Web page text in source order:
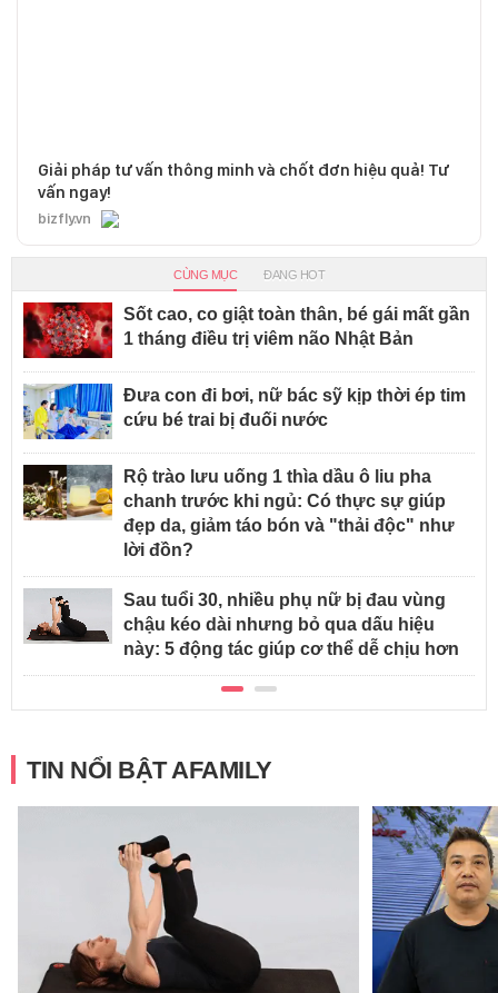
Giải pháp tư vấn thông minh và chốt đơn hiệu quả! Tư
vấn ngay!
bizfly.vn
CÙNG MỤC ĐANG HOT
Sốt cao, co giật toàn thân, bé gái mất gần
1 tháng điều trị viêm não Nhật Bản
Đưa con đi bơi, nữ bác sỹ kịp thời ép tim
cứu bé trai bị đuối nước
Rộ trào lưu uống 1 thìa dầu ô liu pha
chanh trước khi ngủ: Có thực sự giúp
đẹp da, giảm táo bón và "thải độc" như
lời đồn?
Sau tuổi 30, nhiều phụ nữ bị đau vùng
chậu kéo dài nhưng bỏ qua dấu hiệu
này: 5 động tác giúp cơ thể dễ chịu hơn
TIN NỔI BẬT AFAMILY